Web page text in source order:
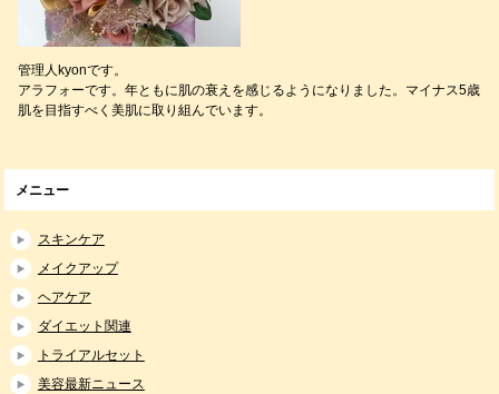
管理人kyonです。
アラフォーです。年ともに肌の衰えを感じるようになりました。マイナス5歳
肌を目指すべく美肌に取り組んでいます。
メニュー
スキンケア
メイクアップ
ヘアケア
ダイエット関連
トライアルセット
美容最新ニュース